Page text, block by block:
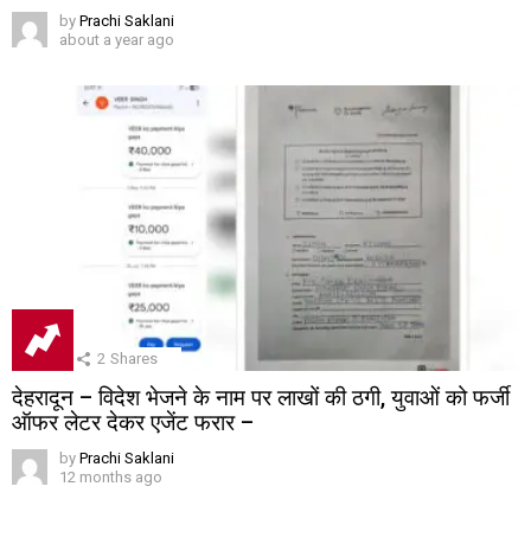
by Prachi Saklani
about a year ago
2 Shares
देहरादून – विदेश भेजने के नाम पर लाखों की ठगी, युवाओं को फर्जी
ऑफर लेटर देकर एजेंट फरार –
by Prachi Saklani
12 months ago